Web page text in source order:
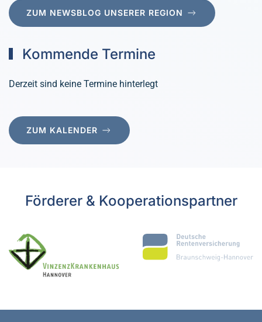
ZUM NEWSBLOG UNSERER REGION
Kommende Termine
Derzeit sind keine Termine hinterlegt
ZUM KALENDER
Förderer & Kooperationspartner